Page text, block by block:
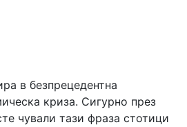
в безпрецедентна
криза. Сигурно през
чували тази фраза стотици